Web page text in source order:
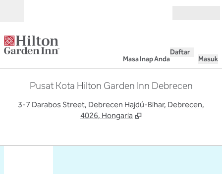
Masa Inap Anda
Daftar
Masuk
Pusat Kota Hilton Garden Inn Debrecen
3-7 Darabos Street, Debrecen Hajdú-Bihar, Debrecen,
4026, Hongaria